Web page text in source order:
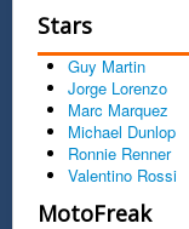
Stars
Guy Martin
Jorge Lorenzo
Marc Marquez
Michael Dunlop
Ronnie Renner
Valentino Rossi
MotoFreak